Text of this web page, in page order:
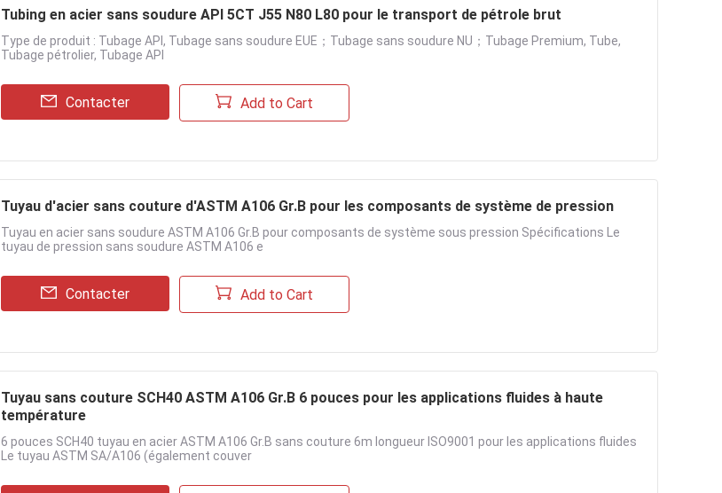
Tubing en acier sans soudure API 5CT J55 N80 L80 pour le transport de pétrole brut
Type de produit : Tubage API, Tubage sans soudure EUE；Tubage sans soudure NU；Tubage Premium, Tube,
Tubage pétrolier, Tubage API
Contacter Add to Cart
Tuyau d'acier sans couture d'ASTM A106 Gr.B pour les composants de système de pression
Tuyau en acier sans soudure ASTM A106 Gr.B pour composants de système sous pression Spécifications Le
tuyau de pression sans soudure ASTM A106 e
Contacter Add to Cart
Tuyau sans couture SCH40 ASTM A106 Gr.B 6 pouces pour les applications fluides à haute
température
6 pouces SCH40 tuyau en acier ASTM A106 Gr.B sans couture 6m longueur ISO9001 pour les applications fluides
Le tuyau ASTM SA/A106 (également couver